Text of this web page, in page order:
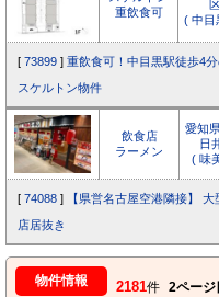
重飲食可
区
( 中目
[ 73899 ] 重飲食可！中目黒駅徒歩4
スケルトン物件
飲食店
ラーメン
愛知
日
( 味
[ 74088 ]
【県営名古屋空港隣接】
店居抜き
物件情報 2181件 2ページ